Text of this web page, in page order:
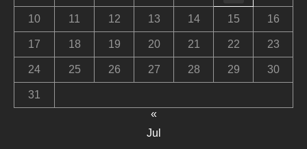
10 11 12 13 14 15 16
17 18 19 20 21 22 23
24 25 26 27 28 29 30
31
«
Jul